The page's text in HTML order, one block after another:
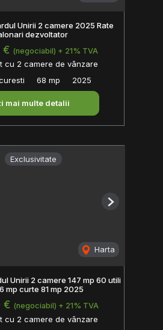
Unirii 2 camere 2025 Rate
dezvoltator
€ (negociabil) + 21% TVA
cu 2 camere de vânzare
68 mp 2025
mai multe detalii
Exclusivitate
Harta
Next
Unirii 2 camere 147 mp 60 utili
mp curte 81 mp 2025
€ (negociabil) + 21% TVA
cu 2 camere de vânzare